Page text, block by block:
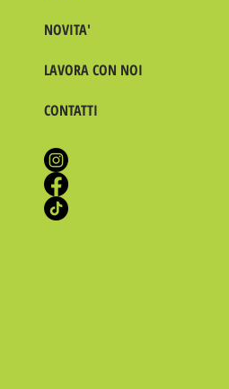
NOVITA'
LAVORA CON NOI
CONTATTI